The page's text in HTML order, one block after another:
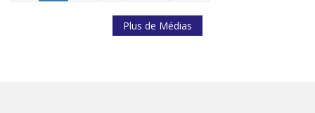
Plus de Médias